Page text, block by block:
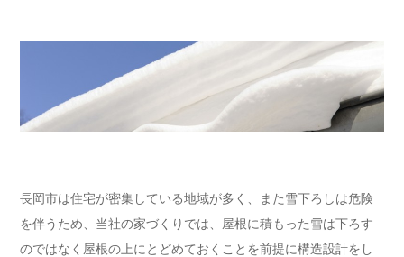
長岡市は住宅が密集している地域が多く、また雪下ろしは危険
を伴うため、当社の家づくりでは、屋根に積もった雪は下ろす
のではなく屋根の上にとどめておくことを前提に構造設計をし